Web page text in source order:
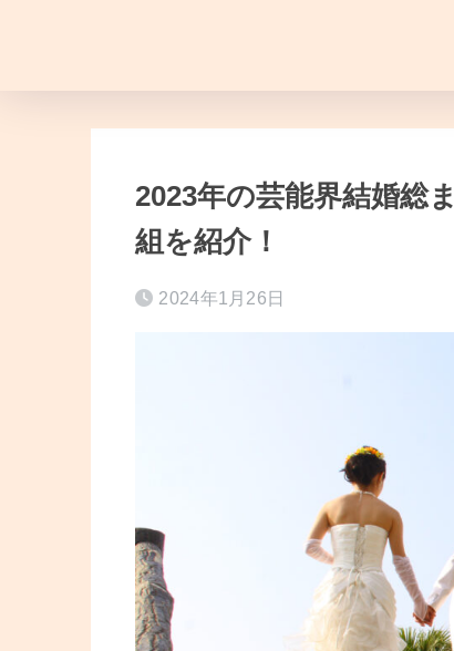
2023年の芸能界結婚総
組を紹介！
2024年1月26日